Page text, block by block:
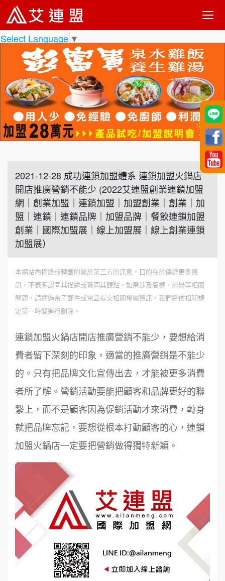
Select Language ▼
2021-12-28 成功連鎖加盟體系 連鎖加盟火鍋店
開店推廣營銷不能少 (2022艾連盟創業連鎖加盟
網｜創業加盟｜連鎖加盟｜加盟創業｜創業｜加
盟｜連鎖｜連鎖品牌｜加盟品牌｜餐飲連鎖加盟
創業｜國際加盟展｜線上加盟展｜線上創業連鎖
加盟展）
本網站內摘錄或轉載的屬於第三方的訊息，目的在於傳遞更多資
訊，不表明認同其描述或贊同其觀點，如果涉及版權、商譽等相關
問題，請通過電子郵件或電話提交相關權屬資訊，我們將依相關規
定第一時間進行刪除。
連鎖加盟火鍋店開店推廣營銷不能少，要想給消
費者留下深刻的印象，適當的推廣營銷是不能少
的。只有把品牌文化宣傳出去，才能被更多消費
者所了解。營銷活動要能把顧客和品牌更好的聯
繫上，而不是顧客因為促銷活動才來消費，轉身
就把品牌忘記，要想從根本打動顧客的心，連鎖
加盟火鍋店一定要把營銷做得獨特新穎。